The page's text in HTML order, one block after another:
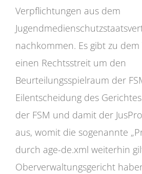
Verpflichtungen aus dem
nachkommen. Es gibt zu
einen Rechtsstreit um den
Beurteilungsspielraum der
Eilentscheidung des
der FSM und damit der
aus, womit die sogenannte
durch age-de.xml weiterhin
Oberverwaltungsgericht